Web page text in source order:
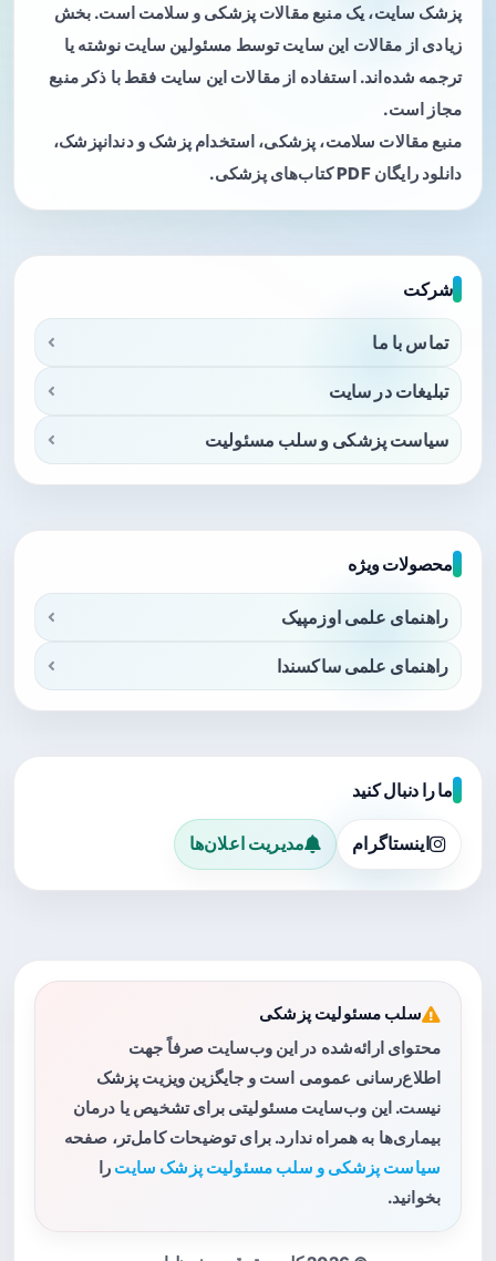
پزشک سایت، یک منبع مقالات پزشکی و سلامت است. بخش
زیادی از مقالات این سایت توسط مسئولین سایت نوشته یا
ترجمه شده‌اند. استفاده از مقالات این سایت فقط با ذکر منبع
مجاز است.
منبع مقالات سلامت، پزشکی، استخدام پزشک و دندانپزشک،
دانلود رایگان PDF کتاب‌های پزشکی.
شرکت
تماس با ما
تبلیغات در سایت
سیاست پزشکی و سلب مسئولیت
محصولات ویژه
راهنمای علمی اوزمپیک
راهنمای علمی ساکسندا
ما را دنبال کنید
اینستاگرام مدیریت اعلان‌ها
سلب مسئولیت پزشکی
محتوای ارائه‌شده در این وب‌سایت صرفاً جهت
اطلاع‌رسانی عمومی است و جایگزین ویزیت پزشک
نیست. این وب‌سایت مسئولیتی برای تشخیص یا درمان
بیماری‌ها به همراه ندارد. برای توضیحات کامل‌تر، صفحه
سیاست پزشکی و سلب مسئولیت پزشک سایت را
بخوانید.